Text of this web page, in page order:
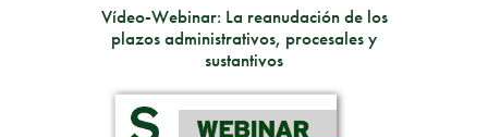
Vídeo-Webinar: La reanudación de los
plazos administrativos, procesales y
sustantivos